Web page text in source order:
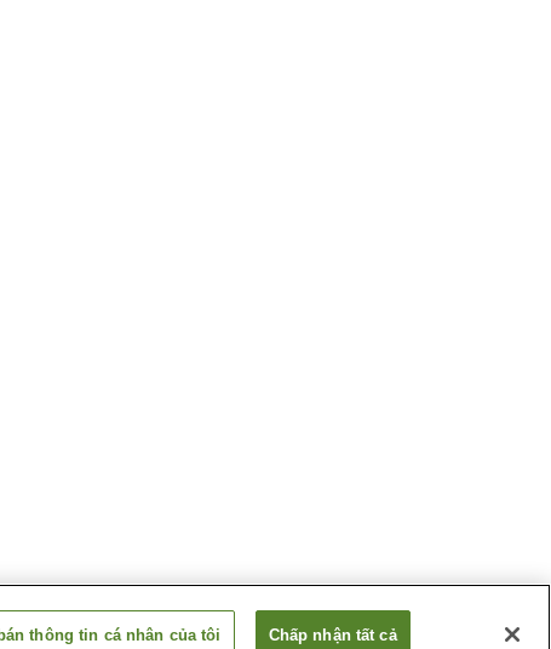
thông tin cá nhân của tôi Chấp nhận tất cả